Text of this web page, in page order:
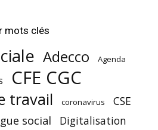
mots clés
Adecco Agenda
CFE CGC
travail coronavirus CSE
social Digitalisation